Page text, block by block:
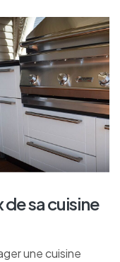
sa cuisine
une cuisine